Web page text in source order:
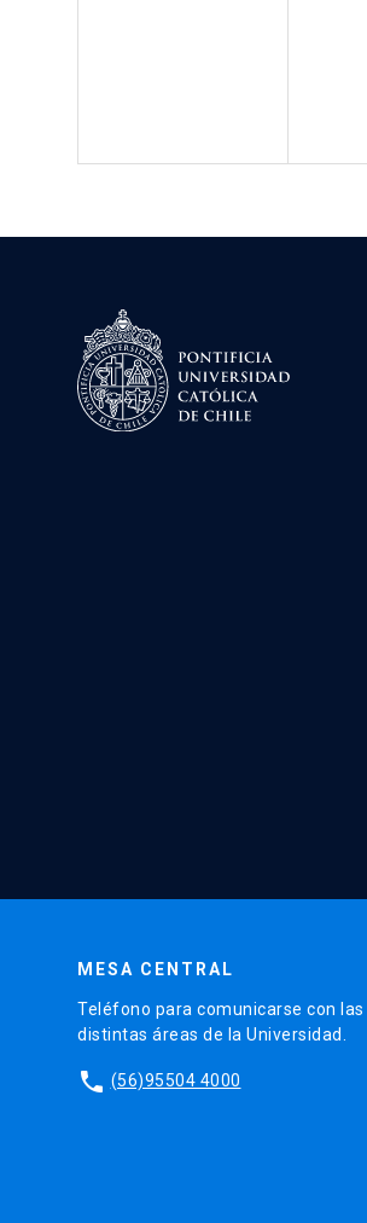
MESA CENTRAL
Teléfono para comunicarse con las
distintas áreas de la Universidad.
phone (56)95504 4000